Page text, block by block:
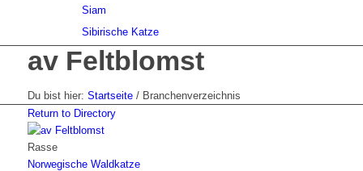
Siam
Sibirische Katze
av Feltblomst
Du bist hier: Startseite / Branchenverzeichnis
Return to Directory
Rasse
Norwegische Waldkatze